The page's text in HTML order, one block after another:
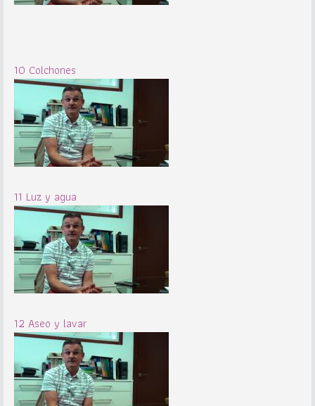
10 Colchones
11 Luz y agua
12 Aseo y lavar